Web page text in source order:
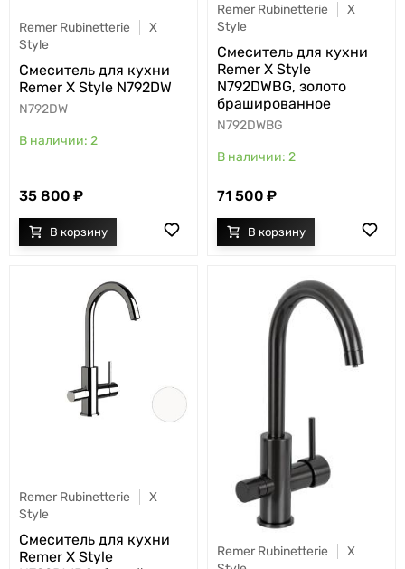
Remer Rubinetterie
X
Style
Cмеситель для кухни
Remer X Style N792DW
N792DW
2
35 800
Remer Rubinetterie
X
Style
Cмеситель для кухни
Remer X Style
N792DWBG, золото
брашированное
N792DWBG
2
71 500
Remer Rubinetterie
X
Style
Cмеситель для кухни
Remer X Style
Remer Rubinetterie
X